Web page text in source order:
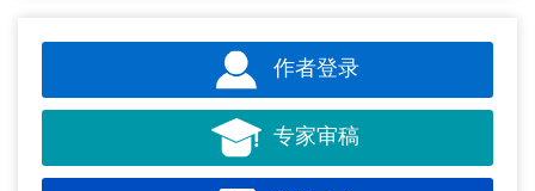
作者登录
专家审稿